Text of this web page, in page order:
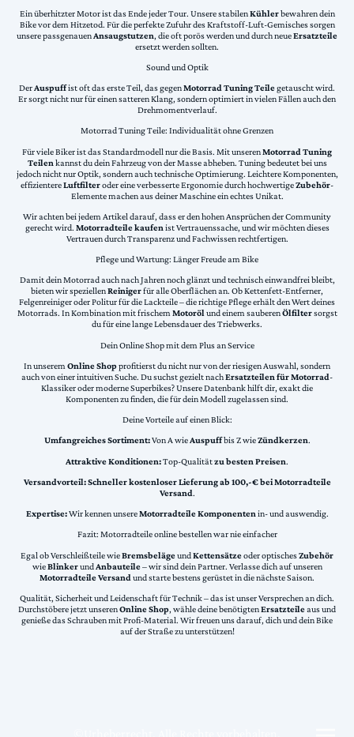
Ein überhitzter Motor ist das Ende jeder Tour. Unsere stabilenKühlerbewahren dein
Bike vor dem Hitzetod. Für die perfekte Zufuhr des Kraftstoff-Luft-Gemisches sorgen
unsere passgenauenAnsaugstutzen, die oft porös werden und durch neueErsatzteile
ersetzt werden sollten.
Sound und Optik
DerAuspuffist oft das erste Teil, das gegenMotorrad Tuning Teilegetauscht wird.
Er sorgt nicht nur für einen satteren Klang, sondern optimiert in vielen Fällen auch den
Drehmomentverlauf.
Motorrad Tuning Teile: Individualität ohne Grenzen
Für viele Biker ist das Standardmodell nur die Basis. Mit unserenMotorrad Tuning
Teilen kannst du dein Fahrzeug von der Masse abheben. Tuning bedeutet bei uns
jedoch nicht nur Optik, sondern auch technische Optimierung. Leichtere Komponenten,
effizientereLuftfilteroder eine verbesserte Ergonomie durch hochwertigeZubehör-
Elemente machen aus deiner Maschine ein echtes Unikat.
Wir achten bei jedem Artikel darauf, dass er den hohen Ansprüchen der Community
gerecht wird. Motorradteile kaufen ist Vertrauenssache, und wir möchten dieses
Vertrauen durch Transparenz und Fachwissen rechtfertigen.
Pflege und Wartung: Länger Freude am Bike
Damit dein Motorrad auch nach Jahren noch glänzt und technisch einwandfrei bleibt,
bieten wir speziellenReinigerfür alle Oberflächen an. Ob Kettenfett-Entferner,
Felgenreiniger oder Politur für die Lackteile – die richtige Pflege erhält den Wert deines
Motorrads. In Kombination mit frischemMotorölund einem sauberenÖlfiltersorgst
du für eine lange Lebensdauer des Triebwerks.
Dein Online Shop mit dem Plus an Service
In unserem Online Shopprofitierst du nicht nur von der riesigen Auswahl, sondern
auch von einer intuitiven Suche. Du suchst gezielt nachErsatzteilen für Motorrad-
Klassiker oder moderne Superbikes? Unsere Datenbank hilft dir, exakt die
Komponenten zu finden, die für dein Modell zugelassen sind.
Deine Vorteile auf einen Blick:
Umfangreiches Sortiment:Von A wieAuspuffbis Z wieZündkerzen.
Attraktive Konditionen:Top-Qualitätzu besten Preisen.
Versandvorteil:Schneller kostenloser Lieferung ab 100,-€ bei Motorradteile
Versand.
Expertise:Wir kennen unsereMotorradteile Komponentenin- und auswendig.
Fazit: Motorradteile online bestellen war nie einfacher
Egal ob Verschleißteile wieBremsbelägeundKettensätzeoder optischesZubehör
wieBlinkerundAnbauteile– wir sind dein Partner. Verlasse dich auf unseren
Motorradteile Versand und starte bestens gerüstet in die nächste Saison.
Qualität, Sicherheit und Leidenschaft für Technik – das ist unser Versprechen an dich.
Durchstöbere jetzt unserenOnline Shop, wähle deine benötigtenErsatzteileaus und
genieße das Schrauben mit Profi-Material. Wir freuen uns darauf, dich und dein Bike
auf der Straße zu unterstützen!